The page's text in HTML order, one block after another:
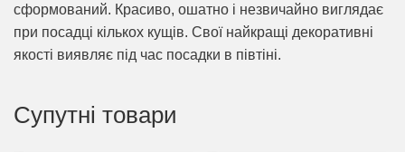
сформований. Красиво, ошатно і незвичайно виглядає
при посадці кількох кущів. Свої найкращі декоративні
якості виявляє під час посадки в півтіні.
Супутні товари